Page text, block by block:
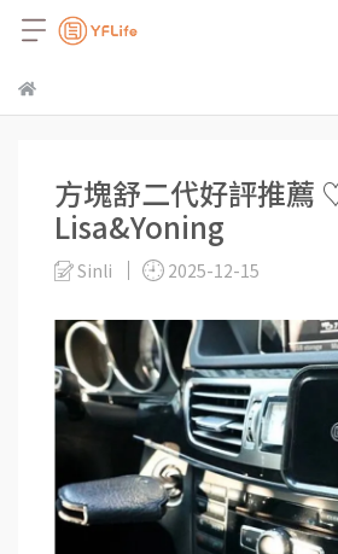
方塊舒二代好評推薦
Lisa&Yoning
Sinli 2025-12-15